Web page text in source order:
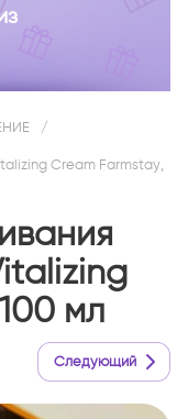
/
Cream Farmstay,
мл
Следующий